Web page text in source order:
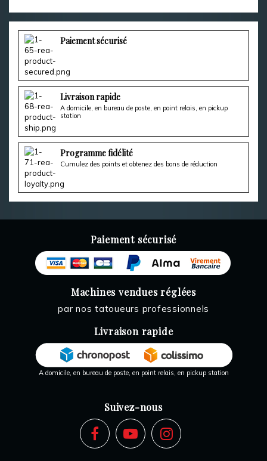
Paiement sécurisé
Livraison rapide
A domicile, en bureau de poste, en point relais, en pickup
station
Programme fidélité
Cumulez des points et obtenez des bons de réduction
Paiement sécurisé
Machines vendues réglées
par nos tatoueurs professionnels
Livraison rapide
A domicile, en bureau de poste, en point relais, en pickup station
Suivez-nous